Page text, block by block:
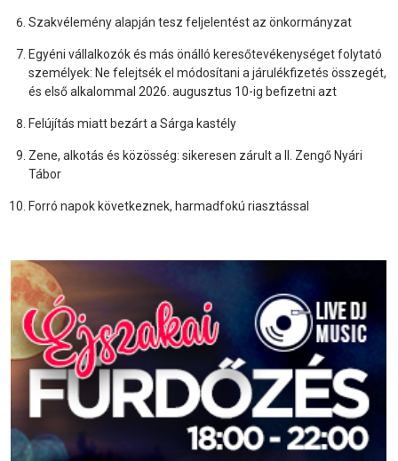
Szakvélemény alapján tesz feljelentést az önkormányzat
Egyéni vállalkozók és más önálló keresőtevékenységet folytató
személyek: Ne felejtsék el módosítani a járulékfizetés összegét,
és első alkalommal 2026. augusztus 10-ig befizetni azt
Felújítás miatt bezárt a Sárga kastély
Zene, alkotás és közösség: sikeresen zárult a II. Zengő Nyári
Tábor
Forró napok következnek, harmadfokú riasztással